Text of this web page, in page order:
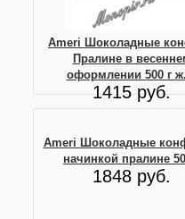
Ameri Шоколадные
Пралине в
оформлении 500 г
1415 руб.
Ameri Шоколадные
начинкой пралине
1848 руб.